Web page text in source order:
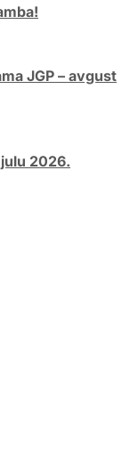
JGP – avgust
2026.